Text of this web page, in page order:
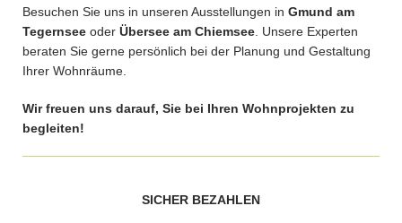
Besuchen Sie uns in unseren Ausstellungen in Gmund am
Tegernsee oder Übersee am Chiemsee . Unsere Experten
beraten Sie gerne persönlich bei der Planung und Gestaltung
Ihrer Wohnräume.
Wir freuen uns darauf, Sie bei Ihren Wohnprojekten zu
begleiten!
SICHER BEZAHLEN